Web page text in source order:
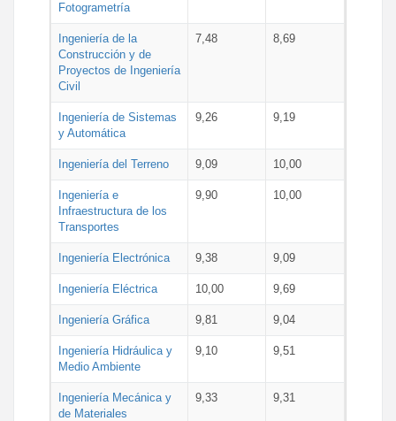
Fotogrametría
Ingeniería de la
Construcción y de
Proyectos de Ingeniería
Civil
7,48 8,69
Ingeniería de Sistemas
y Automática
9,26 9,19
Ingeniería del Terreno 9,09 10,00
Ingeniería e
Infraestructura de los
Transportes
9,90 10,00
Ingeniería Electrónica 9,38 9,09
Ingeniería Eléctrica 10,00 9,69
Ingeniería Gráfica 9,81 9,04
Ingeniería Hidráulica y
Medio Ambiente
9,10 9,51
Ingeniería Mecánica y
de Materiales
9,33 9,31